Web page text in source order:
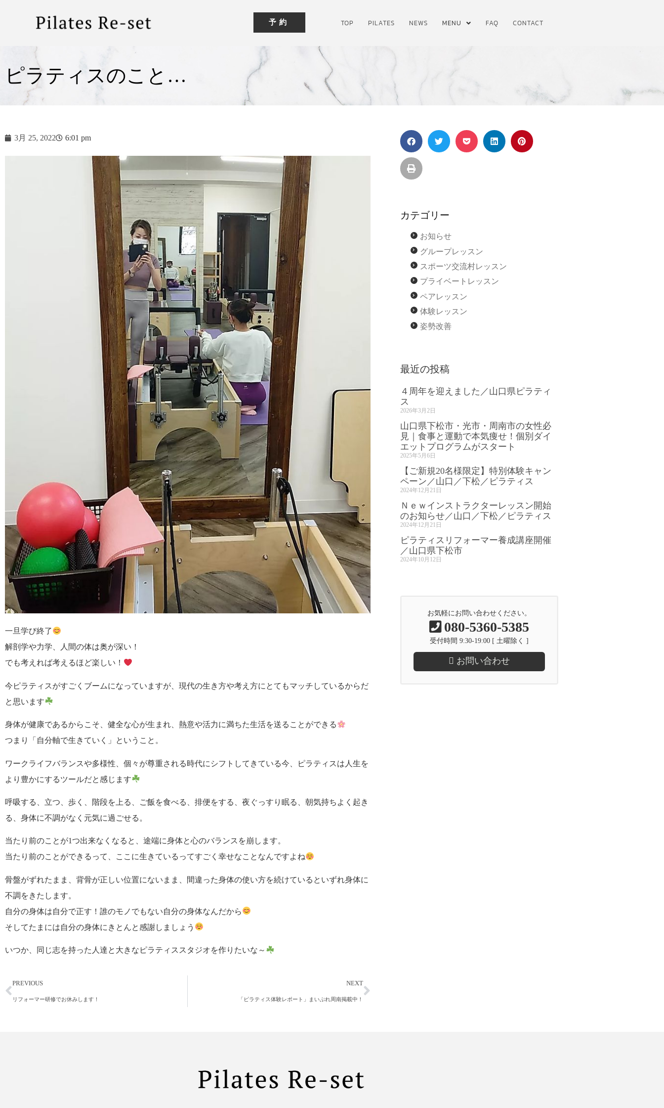
予約 TOP PILATES NEWS MENU FAQ CONTACT
ピラティスのこと…
3月 25, 2022 6:01 pm
一旦学び終了
解剖学や力学、人間の体は奥が深い！
でも考えれば考えるほど楽しい！
今ピラティスがすごくブームになっていますが、現代の生き方や考え方にとてもマッチしているからだ
と思います
身体が健康であるからこそ、健全な心が生まれ、熱意や活力に満ちた生活を送ることができる
つまり「自分軸で生きていく」ということ。
ワークライフバランスや多様性、個々が尊重される時代にシフトしてきている今、ピラティスは人生を
より豊かにするツールだと感じます
呼吸する、立つ、歩く、階段を上る、ご飯を食べる、排便をする、夜ぐっすり眠る、朝気持ちよく起き
る、身体に不調がなく元気に過ごせる。
当たり前のことが1つ出来なくなると、途端に身体と心のバランスを崩します。
当たり前のことができるって、ここに生きているってすごく幸せなことなんですよね
骨盤がずれたまま、背骨が正しい位置にないまま、間違った身体の使い方を続けているといずれ身体に
不調をきたします。
自分の身体は自分で正す！誰のモノでもない自分の身体なんだから
そしてたまには自分の身体にきとんと感謝しましょう
いつか、同じ志を持った人達と大きなピラティススタジオを作りたいな～
PREVIOUS
リフォーマー研修でお休みします！
NEXT
「ピラティス体験レポート」まいぷれ周南掲載中！
カテゴリー
お知らせ
グループレッスン
スポーツ交流村レッスン
プライベートレッスン
ペアレッスン
体験レッスン
姿勢改善
最近の投稿
４周年を迎えました／山口県ピラティ
ス
2026年3月2日
山口県下松市・光市・周南市の女性必
見｜食事と運動で本気痩せ！個別ダイ
エットプログラムがスタート
2025年5月6日
【ご新規20名様限定】特別体験キャン
ペーン／山口／下松／ピラティス
2024年12月21日
Ｎｅｗインストラクターレッスン開始
のお知らせ／山口／下松／ピラティス
2024年12月21日
ピラティスリフォーマー養成講座開催
／山口県下松市
2024年10月12日
お気軽にお問い合わせください。
080-5360-5385
受付時間 9:30-19:00 [ 土曜除く ]
お問い合わせ